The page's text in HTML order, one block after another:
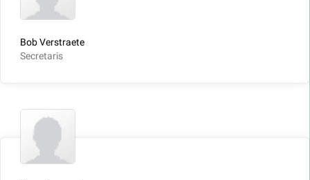
Bob Verstraete
Secretaris